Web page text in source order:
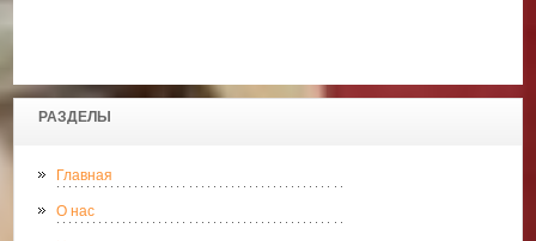
РАЗДЕЛЫ
Главная
О нас